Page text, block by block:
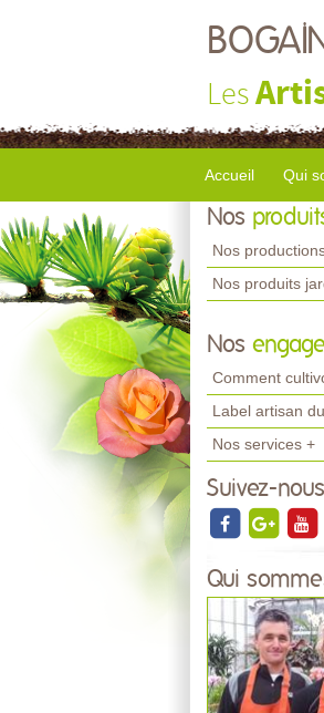
Les
Accueil Qui
Nos
Nos
Nos produits
Nos
Comment
Label artisan
Nos services +
Suivez-
Qui